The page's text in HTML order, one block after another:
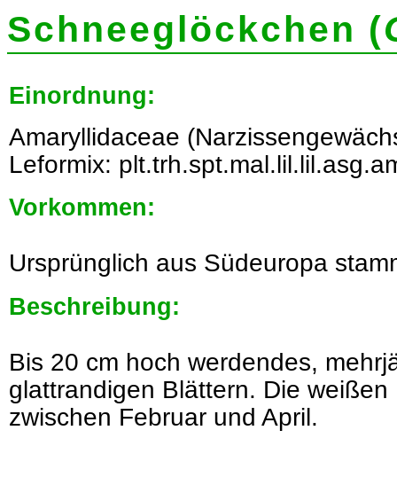
Schneeglöckchen (
Einordnung:
Amaryllidaceae
Leformix:
Vorkommen:
Ursprünglich aus Südeuropa
Beschreibung:
Bis 20 cm hoch werdendes,
glattrandigen Blättern. Die
zwischen Februar und April.